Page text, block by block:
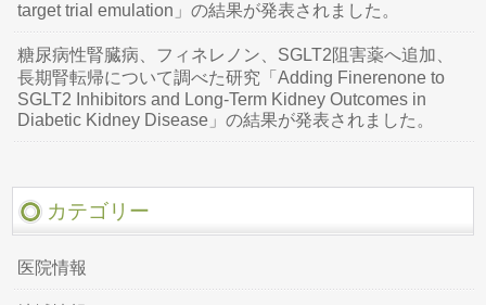
target trial emulation」の結果が発表されました。
糖尿病性腎臓病、フィネレノン、SGLT2阻害薬へ追加、
長期腎転帰について調べた研究「Adding Finerenone to
SGLT2 Inhibitors and Long-Term Kidney Outcomes in
Diabetic Kidney Disease」の結果が発表されました。
カテゴリー
医院情報